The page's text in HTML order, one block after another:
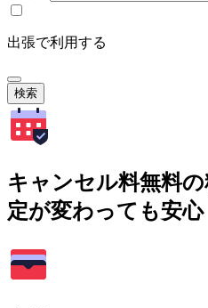
出張で利用する
検索
キャンセル料無料
定が変わっても安心